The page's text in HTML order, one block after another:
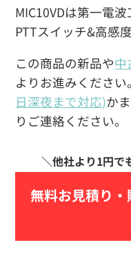
MIC10VDは第一電
PTTスイッチ&高感
この商品の新品や中
よりお進みくださ
日深夜まで対応)か
りご連絡ください。
無料お見積り・